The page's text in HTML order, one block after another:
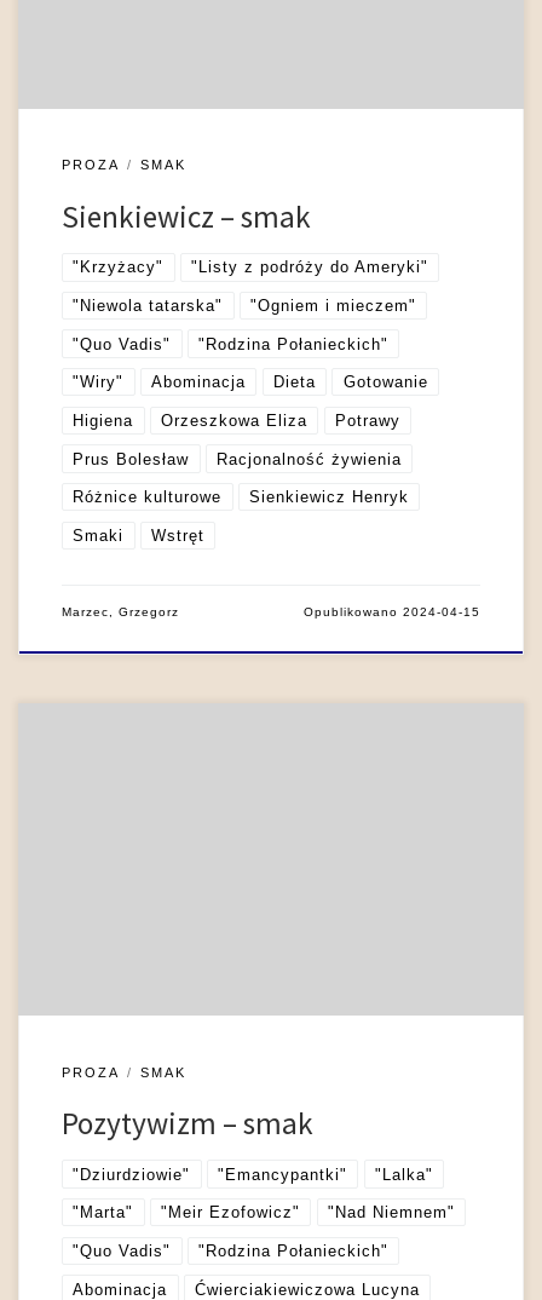
PROZA SMAK
Sienkiewicz – smak
"Krzyżacy" "Listy z podróży do Ameryki"
"Niewola tatarska" "Ogniem i mieczem"
"Quo Vadis" "Rodzina Połanieckich"
"Wiry" Abominacja Dieta Gotowanie
Higiena Orzeszkowa Eliza Potrawy
Prus Bolesław Racjonalność żywienia
Różnice kulturowe Sienkiewicz Henryk
Smaki Wstręt
Marzec, Grzegorz Opublikowano2024-04-15
PROZA SMAK
Pozytywizm – smak
"Dziurdziowie" "Emancypantki" "Lalka"
"Marta" "Meir Ezofowicz" "Nad Niemnem"
"Quo Vadis" "Rodzina Połanieckich"
Abominacja Ćwierciakiewiczowa Lucyna